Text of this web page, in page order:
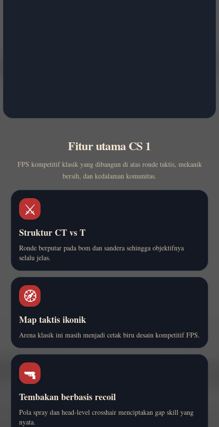
Fitur utama CS 1
FPS kompetitif klasik yang dibangun di atas ronde taktis, mekanik
bersih, dan kedalaman komunitas.
⚔️
Struktur CT vs T
Ronde berputar pada bom dan sandera sehingga objektifnya
selalu jelas.
🧭
Map taktis ikonik
Arena klasik ini masih menjadi cetak biru desain kompetitif FPS.
🔫
Tembakan berbasis recoil
Pola spray dan head-level crosshair menciptakan gap skill yang
nyata.